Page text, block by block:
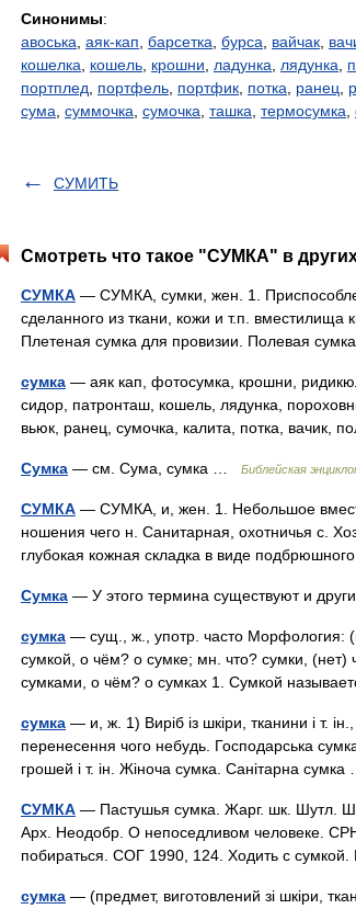
Синонимы:
авоська аяк-кап барсетка бурса вайчак
кошелка
кошель крошни ладунка лядунка
портплед
портфель портфик потка ранец
сума суммочка сумочка ташка термосумка
СУМИТЬ
Смотреть что такое "СУМКА" в
СУМКА — СУМКА, сумки, жен. 1.
сделанного из ткани, кожи и т.п. вместилища
Плетеная сумка для провизии. Полевая
сумка — аяк кап, фотосумка, крошни,
сидор, патронташ, кошель, лядунка,
вьюк, ранец, сумочка, калита, потка, вачик,
Сумка — см. Сума, сумка … Библейская
СУМКА — СУМКА, и, жен. 1. Небольшое
ношения чего н. Санитарная, охотничья с.
глубокая кожная складка в виде
Сумка — У этого термина существуют и
сумка — сущ., ж., употр. часто Морфология:
сумкой, о чём? о сумке; мн. что? сумки,
сумками, о чём? о сумках 1. Сумкой
сумка — и, ж. 1) Виріб із шкіри, тканини і т.
перенесення чого небудь. Господарська
грошей і т. ін. Жіноча сумка. Санітарна
СУМКА — Пастушья сумка. Жарг. шк. Шутл.
Арх. Неодобр. О непоседливом человеке.
побираться. СОГ 1990, 124. Ходить с
сумка — (предмет, виготовлений зі шкіри,